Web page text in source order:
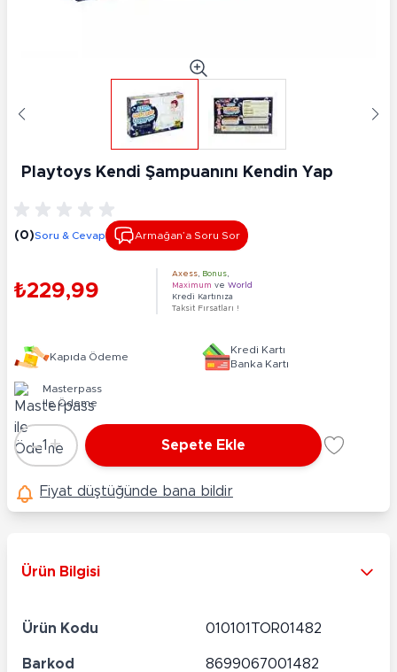
Playtoys Kendi Şampuanını Kendin Yap
(0)Soru & Cevap Armağan’a Soru Sor
₺229,99
Axess Bonus
Maximum ve World
Kredi Kartınıza
Taksit Fırsatları !
Kapıda Ödeme
Kredi Kartı
Banka Kartı
Masterpass
ile Ödeme
Adet
-1 + Sepete Ekle
Fiyat düştüğünde bana bildir
Ürün Bilgisi
Ürün Kodu 010101TOR01482
Barkod 8699067001482